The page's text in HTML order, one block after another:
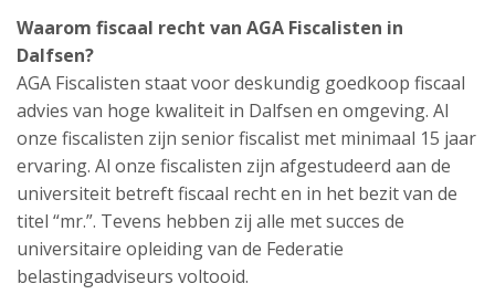
Waarom fiscaal recht van AGA Fiscalisten in
Dalfsen?
AGA Fiscalisten staat voor deskundig goedkoop fiscaal
advies van hoge kwaliteit in Dalfsen en omgeving. Al
onze fiscalisten zijn senior fiscalist met minimaal 15 jaar
ervaring. Al onze fiscalisten zijn afgestudeerd aan de
universiteit betreft fiscaal recht en in het bezit van de
titel “mr.”. Tevens hebben zij alle met succes de
universitaire opleiding van de Federatie
belastingadviseurs voltooid.